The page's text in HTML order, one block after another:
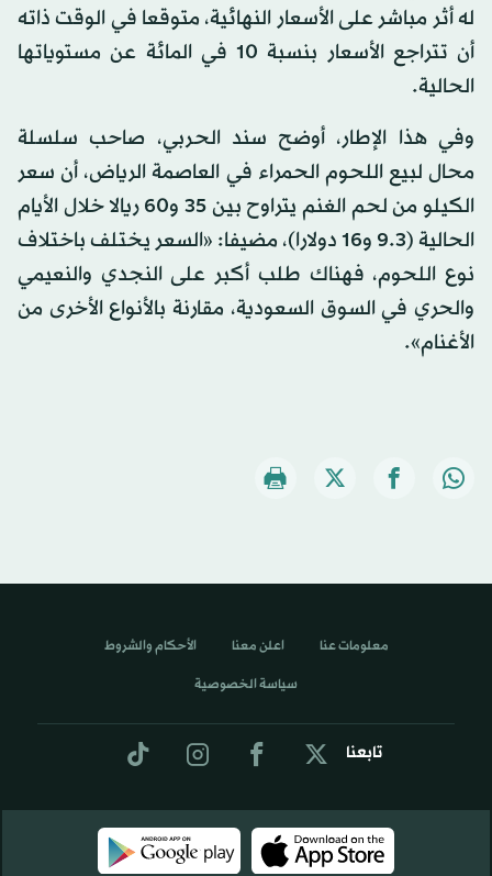
له أثر مباشر على الأسعار النهائية، متوقعا في الوقت ذاته
أن تتراجع الأسعار بنسبة 10 في المائة عن مستوياتها
الحالية.
وفي هذا الإطار، أوضح سند الحربي، صاحب سلسلة
محال لبيع اللحوم الحمراء في العاصمة الرياض، أن سعر
الكيلو من لحم الغنم يتراوح بين 35 و60 ريالا خلال الأيام
الحالية (9.3 و16 دولارا)، مضيفا: «السعر يختلف باختلاف
نوع اللحوم، فهناك طلب أكبر على النجدي والنعيمي
والحري في السوق السعودية، مقارنة بالأنواع الأخرى من
الأغنام».
تابعنا
معلومات عنا اعلن معنا الأحكام والشروط
سياسة الخصوصية